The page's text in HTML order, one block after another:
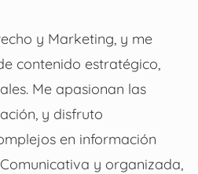
y Marketing, y me
contenido estratégico,
Me apasionan las
y disfruto
en información
y organizada,